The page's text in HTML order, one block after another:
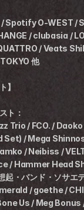
Spotify O-WEST /
/ clubasia /
/ Veats
他
】
ト：
Trio / FCO. /
Set) / Mega
/ Neibiss /
/ Hammer Head
起・バンド・ソサ
/ goethe /
Us / Meg